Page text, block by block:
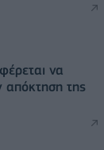
να
απόκτηση της